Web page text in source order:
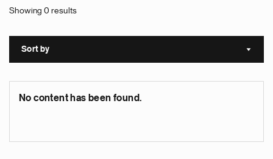
Showing 0 results
Sort by Sort
No content has been found.